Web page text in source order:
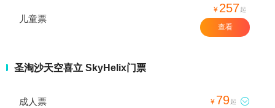
儿童票
¥ 257起
查看
圣淘沙天空喜立 SkyHelix门票
成人票 ¥ 79起 